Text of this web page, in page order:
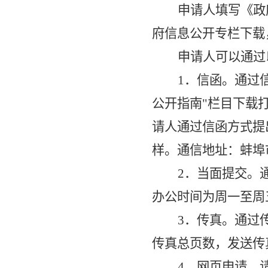
申请人填写《
府信息公开专栏下
申请人可以通
1．信函。通过
公开指南"栏目下载
请人通过信函方式
样。通信地址：蚌
2．当面提交。
办公时间为周一至
3．传真。通过
传真总页数，发送